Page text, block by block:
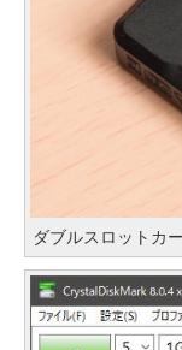
ダブルスロットカ